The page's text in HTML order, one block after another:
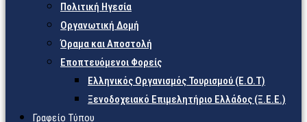
Πολιτική Ηγεσία
Οργανωτική Δομή
Όραμα και Αποστολή
Εποπτευόμενοι Φορείς
Eλληνικός Οργανισμός Τουρισμού (Ε.Ο.Τ)
Ξενοδοχειακό Επιμελητήριο Ελλάδος (Ξ.Ε.Ε.)
Γραφείο Τύπου